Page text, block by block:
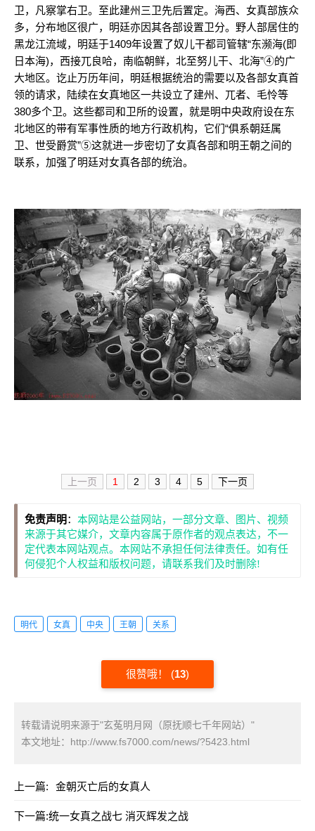
卫，凡察掌右卫。至此建州三卫先后置定。海西、女真部族众
多，分布地区很广，明廷亦因其各部设置卫分。野人部居住的
黑龙江流域，明廷于1409年设置了奴儿干都司管辖“东濒海(即
日本海)，西接兀良哈，南临朝鲜，北至努儿干、北海”④的广
大地区。讫止万历年间，明廷根据统治的需要以及各部女真首
领的请求，陆续在女真地区一共设立了建州、兀者、毛怜等
380多个卫。这些都司和卫所的设置，就是明中央政府设在东
北地区的带有军事性质的地方行政机构，它们“俱系朝廷属
卫、世受爵赏”⑤这就进一步密切了女真各部和明王朝之间的
联系，加强了明廷对女真各部的统治。
上一页 1 2 3 4 5 下一页
免责声明 ： 本网站是公益网站，一部分文章、图片、视频
来源于其它媒介，文章内容属于原作者的观点表达，不一
定代表本网站观点。本网站不承担任何法律责任。如有任
何侵犯个人权益和版权问题，请联系我们及时删除!
明代 女真 中央 王朝 关系
很赞哦！ (13)
转载请说明来源于"玄菟明月网（原抚顺七千年网站）"
本文地址： http://www.fs7000.com/news/?5423.html
上一篇: 金朝灭亡后的女真人
下一篇:统一女真之战七 消灭辉发之战